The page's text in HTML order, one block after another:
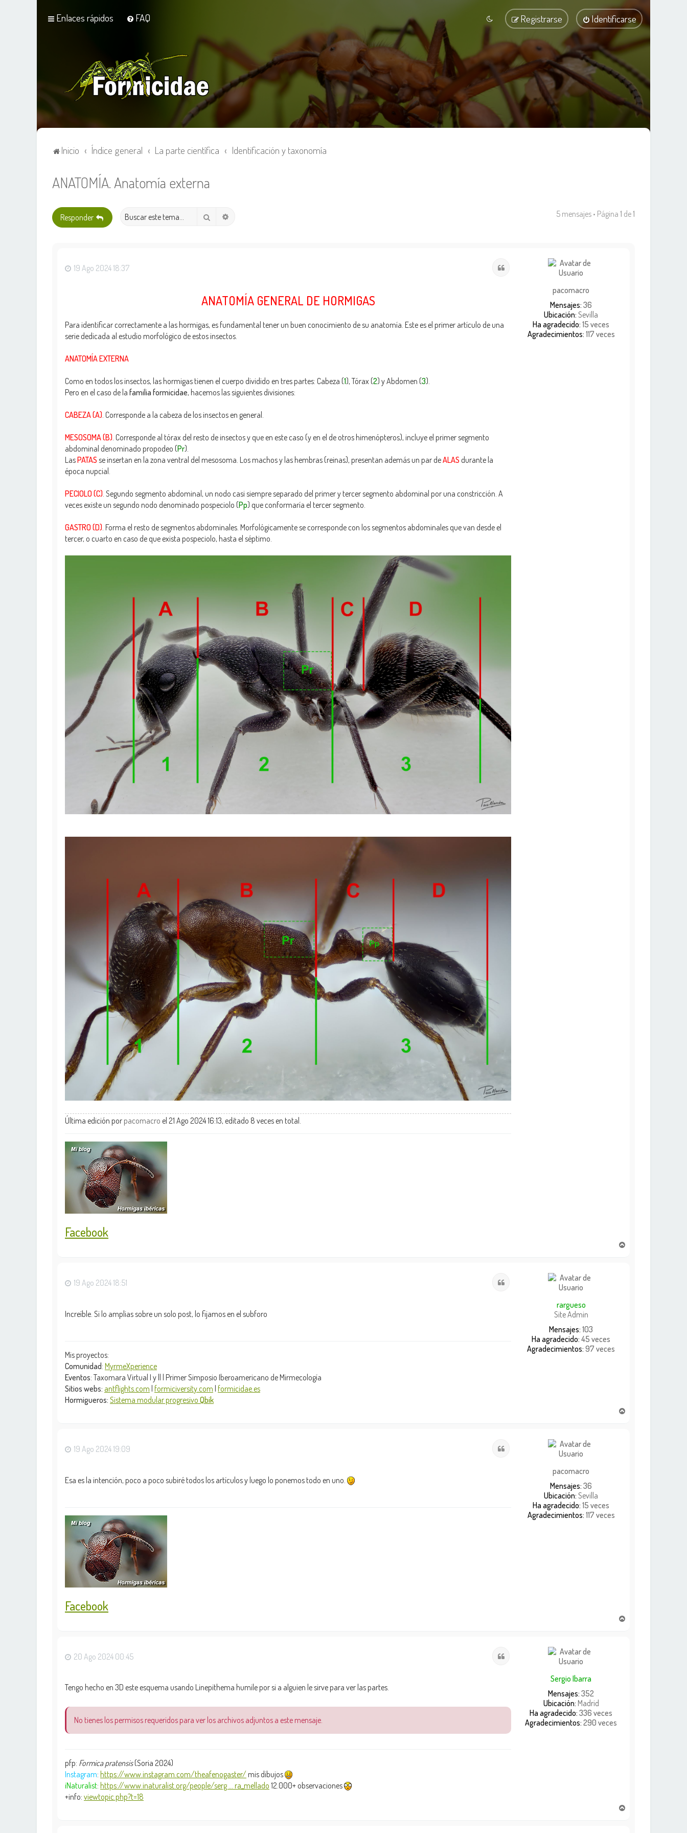
Enlaces rápidos FAQ Identificarse
Registrarse
Inicio Índice general La parte científica Identificación y taxonomía
ANATOMÍA. Anatomía externa
Responder Buscar 5 mensajes • Página 1 de1
pacomacro
Mensajes: 36
Ubicación: Sevilla
Ha agradecido: 15 veces
Agradecimientos: 117 veces
19 Ago 2024 18:37
ANATOMÍA GENERAL DE HORMIGAS
Para identificar correctamente a las hormigas, es fundamental tener un buen conocimiento de su anatomía. Este es el primer artículo de una
serie dedicada al estudio morfológico de estos insectos.
ANATOMÍA EXTERNA
Como en todos los insectos, las hormigas tienen el cuerpo dividido en tres partes: Cabeza (1), Tórax (2) y Abdomen (3).
Pero en el caso de la familia formicidae, hacemos las siguientes divisiones:
CABEZA (A) . Corresponde a la cabeza de los insectos en general.
MESOSOMA (B) . Corresponde al tórax del resto de insectos y que en este caso (y en el de otros himenópteros), incluye el primer segmento
abdominal denominado propodeo (Pr).
LasPATAS se insertan en la zona ventral del mesosoma. Los machos y las hembras (reinas), presentan además un par deALAS durante la
época nupcial.
PECIOLO (C) . Segundo segmento abdominal, un nodo casi siempre separado del primer y tercer segmento abdominal por una constricción. A
veces existe un segundo nodo denominado pospeciolo (Pp) que conformaría el tercer segmento.
GASTRO (D) . Forma el resto de segmentos abdominales. Morfológicamente se corresponde con los segmentos abdominales que van desde el
tercer, o cuarto en caso de que exista pospeciolo, hasta el séptimo.
Última edición por pacomacro el 21 Ago 2024 16:13, editado 8 veces en total.
Facebook
rargueso
Site Admin
Mensajes: 103
Ha agradecido: 45 veces
Agradecimientos: 97 veces
19 Ago 2024 18:51
Increíble. Si lo amplias sobre un solo post, lo fijamos en el subforo
Mis proyectos:
Comunidad: MyrmeXperience
Eventos: Taxomara Virtual I y || | Primer Simposio Iberoamericano de Mirmecología
Sitios webs: antflights.com | formiciversity.com | formicidae.es
Hormigueros: Sistema modular progresivo Qbik
pacomacro
Mensajes: 36
Ubicación: Sevilla
Ha agradecido: 15 veces
Agradecimientos: 117 veces
19 Ago 2024 19:09
Esa es la intención, poco a poco subiré todos los artículos y luego lo ponemos todo en uno.
Facebook
Sergio Ibarra
Mensajes: 352
Ubicación: Madrid
Ha agradecido: 336 veces
Agradecimientos: 290 veces
20 Ago 2024 00:45
Tengo hecho en 3D este esquema usando Linepithema humile por si a alguien le sirve para ver las partes.
No tienes los permisos requeridos para ver los archivos adjuntos a este mensaje.
pfp: Formica pratensis(Soria 2024)
Instagram: https://www.instagram.com/theafenogaster/ mis dibujos
iNaturalist: https://www.inaturalist.org/people/serg ... ra_mellado 12.000+ observaciones
+info: viewtopic.php?t=18